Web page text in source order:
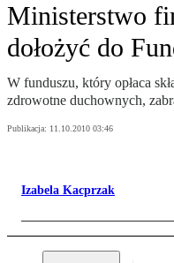
Ministerstwo
dołożyć do
W funduszu, który opłaca
zdrowotne duchownych,
Publikacja: 11.10.2010 03:46
Izabela Kacprzak